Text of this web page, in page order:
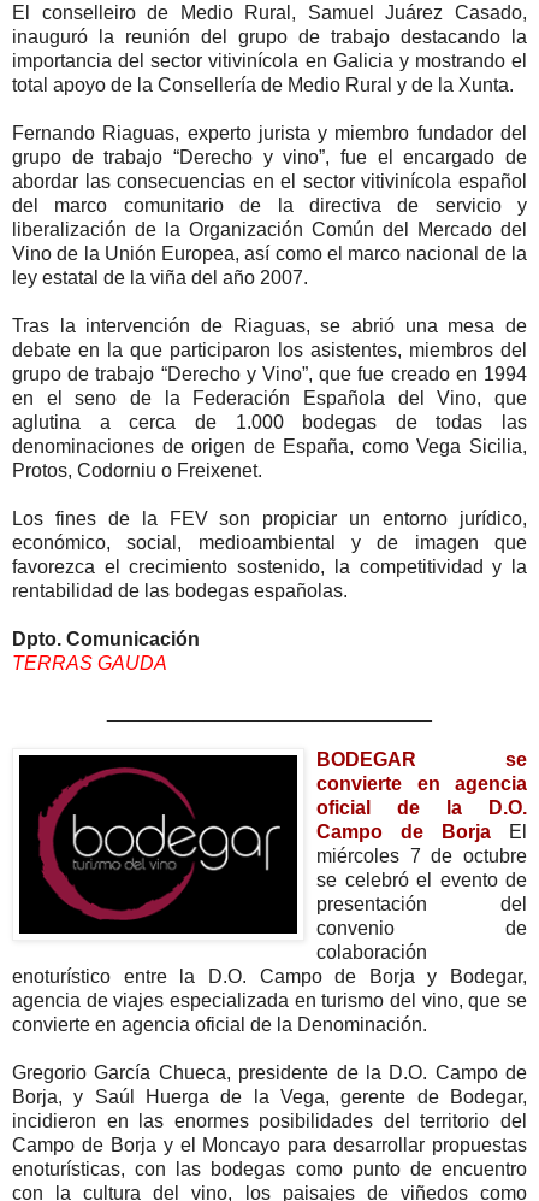
El conselleiro de Medio Rural, Samuel Juárez Casado,
inauguró la reunión del grupo de trabajo destacando la
importancia del sector vitivinícola en Galicia y mostrando el
total apoyo de la Consellería de Medio Rural y de la Xunta.
Fernando Riaguas, experto jurista y miembro fundador del
grupo de trabajo “Derecho y vino”, fue el encargado de
abordar las consecuencias en el sector vitivinícola español
del marco comunitario de la directiva de servicio y
liberalización de la Organización Común del Mercado del
Vino de la Unión Europea, así como el marco nacional de la
ley estatal de la viña del año 2007.
Tras la intervención de Riaguas, se abrió una mesa de
debate en la que participaron los asistentes, miembros del
grupo de trabajo “Derecho y Vino”, que fue creado en 1994
en el seno de la Federación Española del Vino, que
aglutina a cerca de 1.000 bodegas de todas las
denominaciones de origen de España, como Vega Sicilia,
Protos, Codorniu o Freixenet.
Los fines de la FEV son propiciar un entorno jurídico,
económico, social, medioambiental y de imagen que
favorezca el crecimiento sostenido, la competitividad y la
rentabilidad de las bodegas españolas.
Dpto. Comunicación
TERRAS GAUDA
BODEGAR se
convierte en agencia
oficial de la D.O.
Campo de Borja
El
miércoles 7 de octubre
se celebró el evento de
presentación del
convenio de
colaboración
enoturístico entre la D.O. Campo de Borja y Bodegar,
agencia de viajes especializada en turismo del vino, que se
convierte en agencia oficial de la Denominación.
Gregorio García Chueca, presidente de la D.O. Campo de
Borja, y Saúl Huerga de la Vega, gerente de Bodegar,
incidieron en las enormes posibilidades del territorio del
Campo de Borja y el Moncayo para desarrollar propuestas
enoturísticas, con las bodegas como punto de encuentro
con la cultura del vino, los paisajes de viñedos como